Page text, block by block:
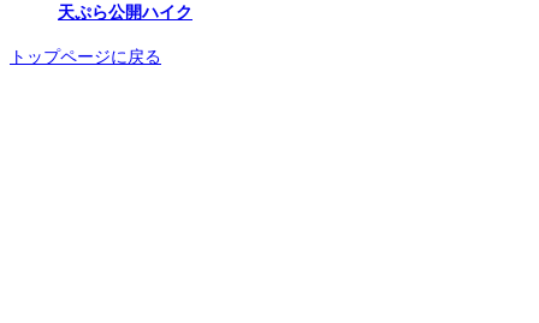
天ぷら公開ハイク
トップページに戻る